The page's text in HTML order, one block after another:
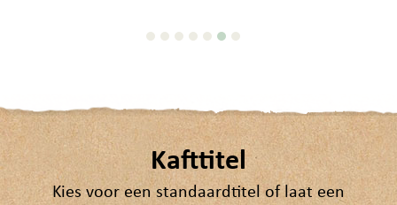
Kafttitel
Kies voor een standaardtitel of laat een